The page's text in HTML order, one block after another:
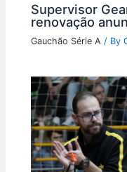
Supervisor
renovação
Gauchão Série A / By